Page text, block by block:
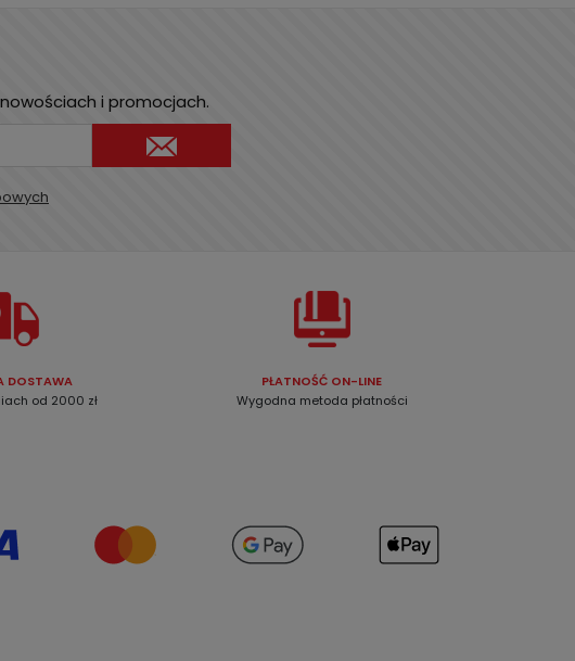
i promocjach.
DOSTAWA
od 2000 zł
PŁATNOŚĆ ON-LINE
Wygodna metoda płatności